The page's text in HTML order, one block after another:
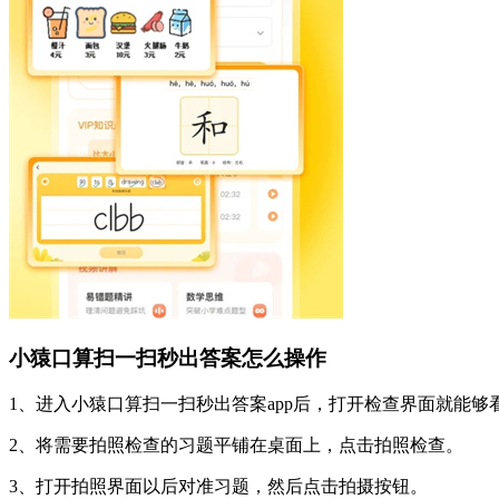
小猿口算扫一扫秒出答案怎么操作
1、进入小猿口算扫一扫秒出答案app后，打开检查界面就能够
2、将需要拍照检查的习题平铺在桌面上，点击拍照检查。
3、打开拍照界面以后对准习题，然后点击拍摄按钮。